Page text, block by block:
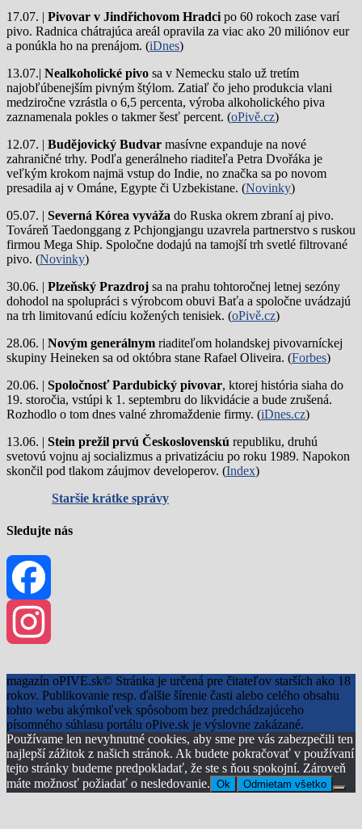
17.07. | Pivovar v Jindřichovom Hradcipo 60 rokoch zase varí
pivo. Radnica chátrajúca areál opravila za viac ako 20 miliónov eur
a ponúkla ho na prenájom. (iDnes)
13.07.| Nealkoholické pivo sa v Nemecku stalo už tretím
najobľúbenejším pivným štýlom. Zatiaľ čo jeho produkcia vlani
medziročne vzrástla o 6,5 percenta, výroba alkoholického piva
zaznamenala pokles o takmer šesť percent. (oPivě.cz)
12.07. | Budějovický Budvar masívne expanduje na nové
zahraničné trhy. Podľa generálneho riaditeľa Petra Dvořáka je
veľkým krokom najmä vstup do Indie, no značka sa po novom
presadila aj v Ománe, Egypte či Uzbekistane. (Novinky)
05.07. | Severná Kórea vyváža do Ruska okrem zbraní aj pivo.
Továreň Taedonggang z Pchjongjangu uzavrela partnerstvo s ruskou
firmou Mega Ship. Spoločne dodajú na tamojší trh svetlé filtrované
pivo. (Novinky)
30.06. | Plzeňský Prazdroj sa na prahu tohtoročnej letnej sezóny
dohodol na spolupráci s výrobcom obuvi Baťa a spoločne uvádzajú
na trh limitovanú edíciu kožených tenisiek. (oPivě.cz)
28.06. | Novým generálnym riaditeľom holandskej pivovarníckej
skupiny Heineken sa od októbra stane Rafael Oliveira. (Forbes)
20.06. | Spoločnosť Pardubický pivovar, ktorej história siaha do
19. storočia, vstúpi k 1. septembru do likvidácie a bude zrušená.
Rozhodlo o tom dnes valné zhromaždenie firmy. (iDnes.cz)
13.06. | Stein prežil prvú Československú republiku, druhú
svetovú vojnu aj socializmus a privatizáciu po roku 1989. Napokon
skončil pod tlakom záujmov developerov. (Index)
Staršie krátke správy
Sledujte nás
Facebook
magazín oPIVE.sk© Stránka je určená pre čitateľov starších ako 18
rokov. Publikovanie resp. ďalšie šírenie časti alebo celého obsahu
tohto webu akýmkoľvek spôsobom bez predchádzajúceho
písomného súhlasu portálu oPive.sk je výslovne zakázané.
Používame len nevyhnutné cookies, aby sme pre vás zabezpečili ten
najlepší zážitok z našich stránok. Ak budete pokračovať v používaní
tejto stránky budeme predpokladať, že ste s ňou spokojní. Zároveň
máte možnosť požiadať o nesledovanie. Ok Odmietam všetko